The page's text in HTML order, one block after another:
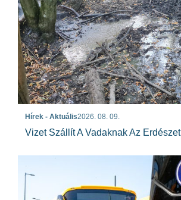
Hírek - Aktuális2026. 08. 09.
Vizet Szállít A Vadaknak Az Erdészet